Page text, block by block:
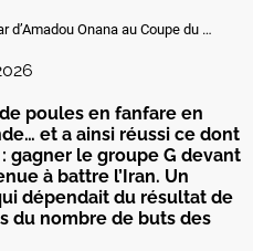
Le cauchemar d’Amadou Onana au Coupe du Monde 2026 : Pourquoi le Sénégal est le client le plus dangereux pour les Belges
poules en fanfare en
et a ainsi réussi ce dont
gagner le groupe G devant
à battre l’Iran. Un
dépendait du résultat de
du nombre de buts des